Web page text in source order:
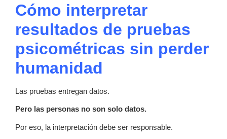
Cómo interpretar
resultados de pruebas
psicométricas sin perder
humanidad
Las pruebas entregan datos.
Pero las personas no son solo datos.
Por eso, la interpretación debe ser responsable.